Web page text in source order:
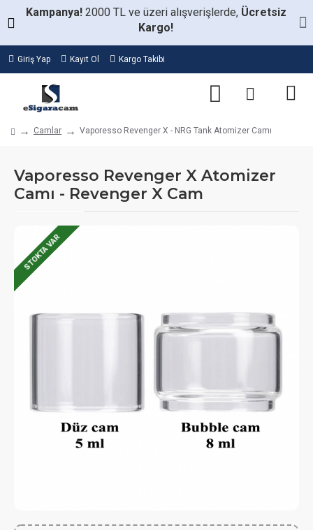
Kampanya! 2000 TL ve üzeri alışverişlerde, Ücretsiz
Kargo!
Giriş Yap Kayıt Ol Kargo Takibi
Camlar Vaporesso Revenger X - NRG Tank Atomizer Camı
Vaporesso Revenger X Atomizer
Camı - Revenger X Cam
STOKTA VAR